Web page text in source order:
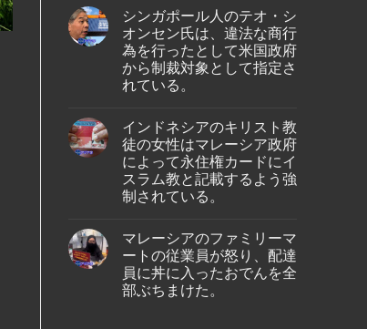
テ
ル
で
死
亡
し
て
の
が
発
見
さ
れ
た。
料
価
格
高
騰
を
受
け
ケ
ッ
ト
～
シ
ン
ガ
ル
線
を
含
む
15
ル
出
身
の
女
性
が、
ブ
ン
の
仏
教
遺
跡
へ
イ
キ
ン
グ
中
に
on
シ
ン
ガ
ポ
ー
ル、
セ
ス・
ク
ル
ー
ズ
と
船
3
年
間
シンガポール人のテオ・シ
オンセン氏は、違法な商行
為を行ったとして米国政府
から制裁対象として指定さ
れている。
on
シ
ン
ガ
ポ
ー
ル
テ
オ・
シ
オ
ン
セ
インドネシアのキリスト教
徒の女性はマレーシア政府
によって永住権カードにイ
スラム教と記載するよう強
制されている。
on
ド
ネ
シ
マレーシアのファミリーマ
ートの従業員が怒り、配達
員に丼に入ったおでんを全
部ぶちまけた。